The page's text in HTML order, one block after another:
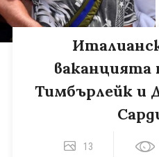
Тимбърлейк и
13